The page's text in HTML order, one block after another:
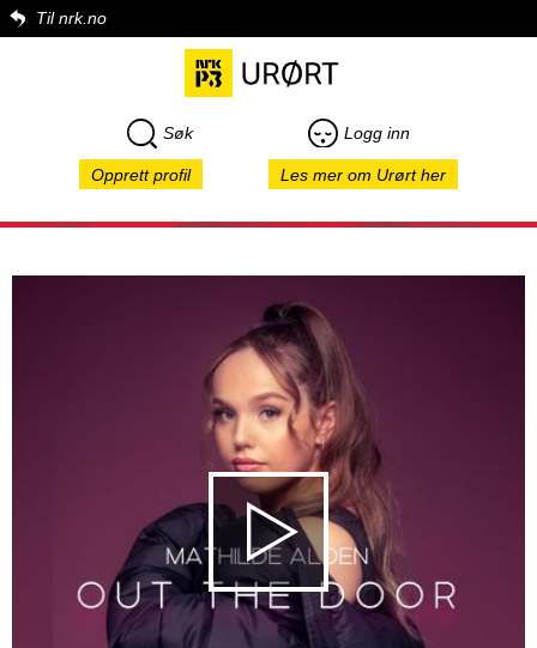
Til nrk.no
Søk Logg inn
Opprett profil Les mer om Urørt her